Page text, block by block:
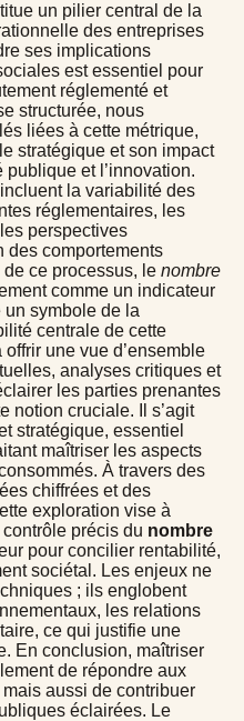
un pilier central de la
des entreprises
ses implications
est essentiel pour
réglementé et
structurée, nous
liées à cette métrique,
stratégique et son impact
et l’innovation.
la variabilité des
réglementaires, les
perspectives
des comportements
ce processus, le nombre
comme un indicateur
symbole de la
centrale de cette
une vue d’ensemble
analyses critiques et
les parties prenantes
notion cruciale. Il s’agit
stratégique, essentiel
maîtriser les aspects
À travers des
chiffrées et des
exploration vise à
précis du nombre
pour concilier rentabilité,
sociétal. Les enjeux ne
; ils englobent
les relations
ce qui justifie une
En conclusion, maîtriser
de répondre aux
aussi de contribuer
éclairées. Le